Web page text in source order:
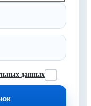
данных